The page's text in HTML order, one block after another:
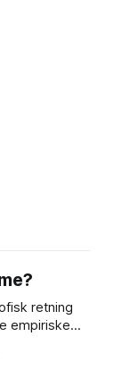
retning
empiriske
teori. Dette